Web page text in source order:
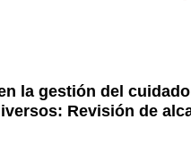
la gestión del
Revisión de